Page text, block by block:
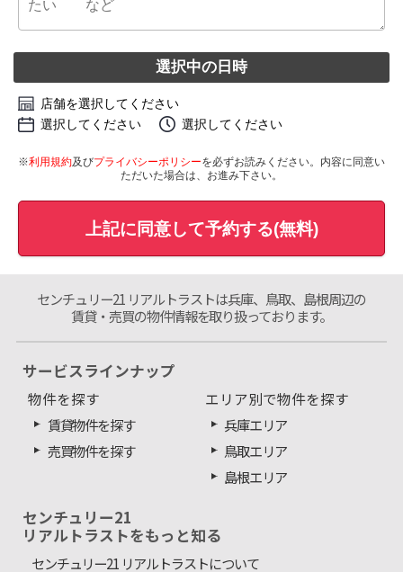
選択中の日時
店舗を選択してください
選択してください
選択してください
※利用規約及びプライバシーポリシーを必ずお読みください。内容に同意い
ただいた場合は、お進み下さい。
上記に同意して予約する(無料)
センチュリー21 リアルトラストは兵庫、鳥取、島根周辺の
賃貸・売買の物件情報を取り扱っております。
サービスラインナップ
物件を探す
賃貸物件を探す
売買物件を探す
エリア別で物件を探す
兵庫エリア
鳥取エリア
島根エリア
センチュリー21
リアルトラストをもっと知る
センチュリー21 リアルトラストについて